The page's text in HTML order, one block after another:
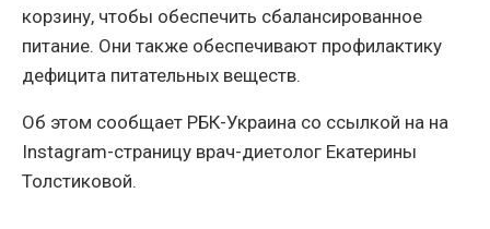
корзину, чтобы обеспечить сбалансированное
питание. Они также обеспечивают профилактику
дефицита питательных веществ.
Об этом сообщает РБК-Украина со ссылкой на на
Instagram-страницу врач-диетолог Екатерины
Толстиковой.